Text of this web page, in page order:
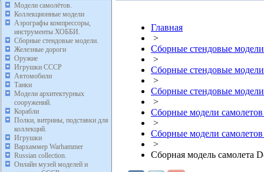
Модели самолётов.
Коллекционные модели
Аэрографы компрессоры,
инструменты ХОББИ.
Сборные стендовые модели.
Железные дороги
Оружие
Игрушки СССР
Автомобили
Танки
Модели архитектурных
сооружений.
Корабли
Полки, витрины, подставки для
коллекций.
Игрушки
Вархаммер Warhammer
Russian collection.
Онлайн музей моделей и
Главная
>
Сборные стендовые
>
Сборные стендовые
>
Сборные стендовые
>
Сборные модели
>
Сборные модели
>
Сборная модель самолета